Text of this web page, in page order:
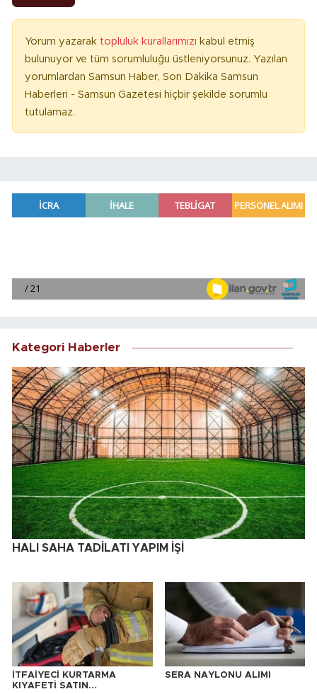
Yorum yazarak topluluk kurallarımızı kabul etmiş
bulunuyor ve tüm sorumluluğu üstleniyorsunuz. Yazılan
yorumlardan Samsun Haber, Son Dakika Samsun
Haberleri - Samsun Gazetesi hiçbir şekilde sorumlu
tutulamaz.
Kategori Haberler
HALI SAHA TADİLATI YAPIM İŞİ
İTFAİYECİ KURTARMA
KIYAFETİ SATIN
SERA NAYLONU ALIMI